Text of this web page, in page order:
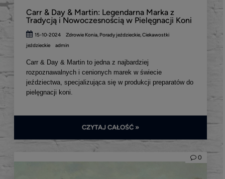
Carr & Day & Martin: Legendarna Marka z
Tradycją i Nowoczesnością w Pielęgnacji Koni
15-10-2024 Zdrowie Konia, Porady jeździeckie,Ciekawostki
jeździeckie
admin
Carr & Day & Martin to jedna z najbardziej
rozpoznawalnych i cenionych marek w świecie
jeździectwa, specjalizująca się w produkcji preparatów do
pielęgnacji koni.
CZYTAJ CAŁOŚĆ »
0